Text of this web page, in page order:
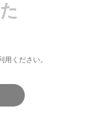
ください。